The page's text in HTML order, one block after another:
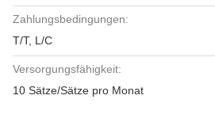
Zahlungsbedingungen:
T/T, L/C
Versorgungsfähigkeit:
10 Sätze/Sätze pro Monat